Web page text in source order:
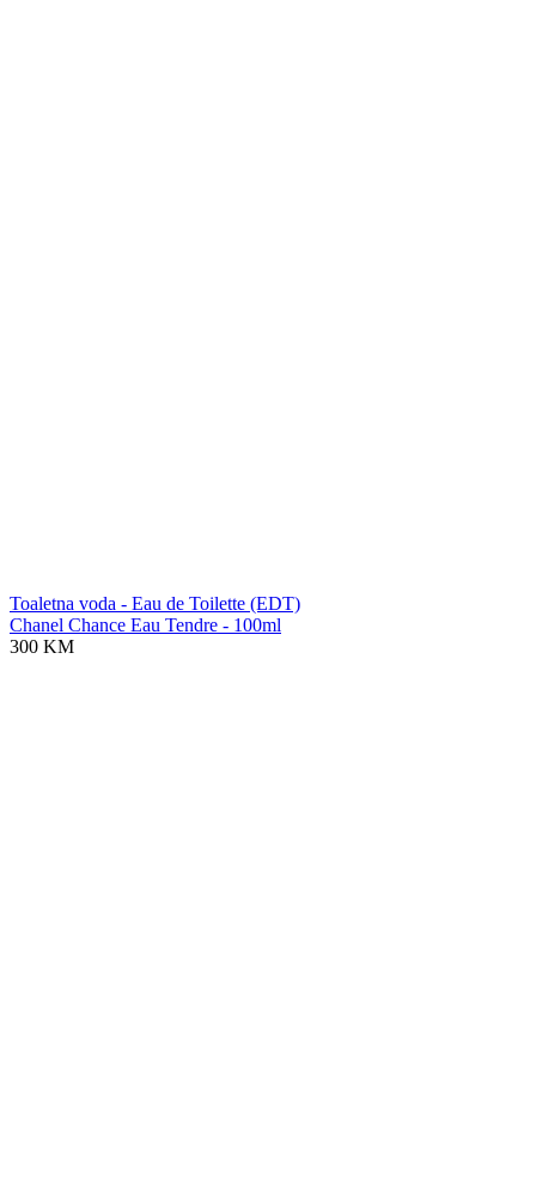
Toaletna voda - Eau de Toilette (EDT)
Chanel Chance Eau Tendre - 100ml
300 KM